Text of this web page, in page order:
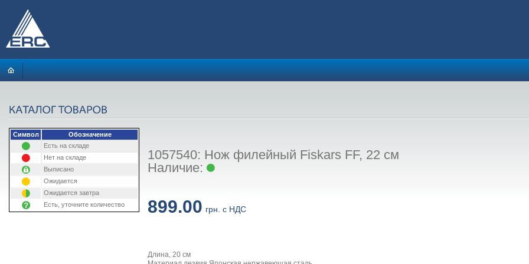
Символ
Обозначение
Есть на складе
Нет на складе
Выписано
Ожидается
Ожидается завтра
Есть, уточните количество
1057540: Нож филейный Fiskars FF, 22 см
Наличие:
899.00 грн. с НДС
Длина, 20 см